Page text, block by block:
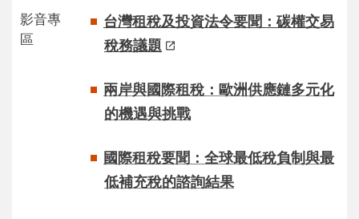
影音專
區
台灣租稅及投資法令要聞：碳權交易
稅務議題​
兩岸與國際租稅：歐洲供應鏈多元化
的機遇與挑戰​
國際租稅要聞：全球最低稅負制與最
低補充稅的諮詢結果